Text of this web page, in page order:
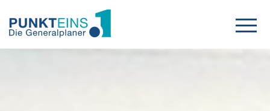
Projekte